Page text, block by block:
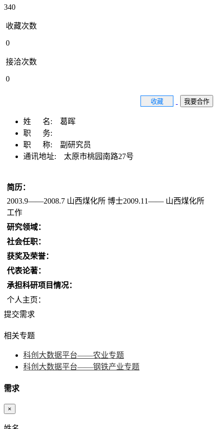
340
收藏次数
0
接洽次数
0
收藏 我要合作
姓 名: 葛晖
职 务:
职 称: 副研究员
通讯地址: 太原市桃园南路27号
简历：
2003.9——2008.7 山西煤化所 博士2009.11—— 山西煤化所
工作
研究领域：
社会任职：
获奖及荣誉：
代表论著：
承担科研项目情况：
个人主页：
提交需求
相关专题
科创大数据平台——农业专题
科创大数据平台——钢铁产业专题
需求
×